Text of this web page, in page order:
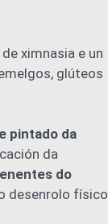
ximnasia e un
glúteos
pintado da
da
do
desenrolo físico